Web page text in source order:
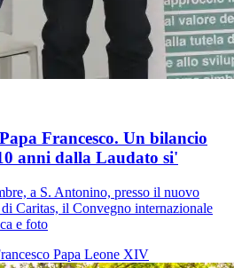
Francesco. Un bilancio
anni dalla Laudato si'
a S. Antonino, presso il nuovo
Caritas, il Convegno internazionale
e foto
Papa Leone XIV